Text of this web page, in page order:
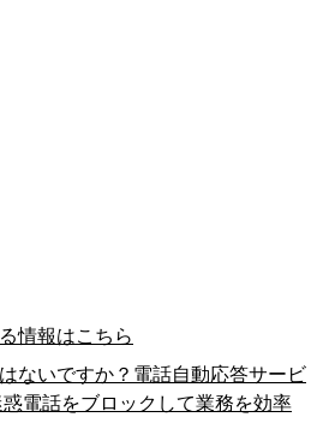
情報はこちら
ないですか？電話自動応答サービ
電話をブロックして業務を効率